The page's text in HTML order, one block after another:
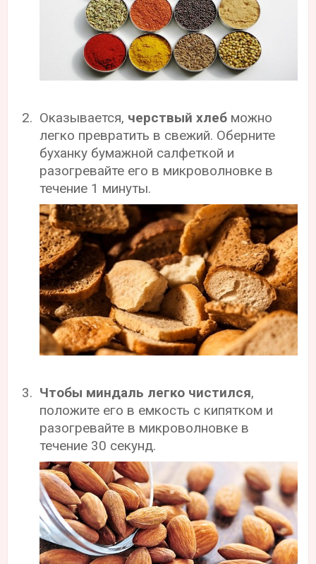
Оказывается, черствый хлеб можно
легко превратить в свежий. Оберните
буханку бумажной салфеткой и
разогревайте его в микроволновке в
течение 1 минуты.
Чтобы миндаль легко чистился,
положите его в емкость с кипятком и
разогревайте в микроволновке в
течение 30 секунд.